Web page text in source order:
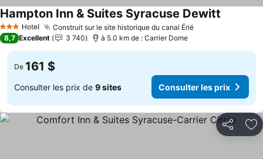
3 ÉtoilesHotel Construit sur le site historique du canal ÉriéConsulter les
Hampton Inn & Suites Syracuse Dewitt
8,7 Excellent 3 740 à 5.0 km de : Carrier Dome
De 161 $
Consulter les prix de 9 sites Consulter les prix
Partager